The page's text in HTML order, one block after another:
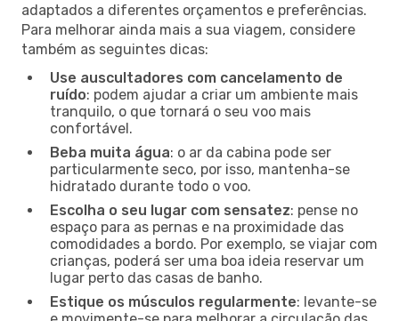
adaptados a diferentes orçamentos e preferências.
Para melhorar ainda mais a sua viagem, considere
também as seguintes dicas:
Use auscultadores com cancelamento de
ruído: podem ajudar a criar um ambiente mais
tranquilo, o que tornará o seu voo mais
confortável.
Beba muita água: o ar da cabina pode ser
particularmente seco, por isso, mantenha-se
hidratado durante todo o voo.
Escolha o seu lugar com sensatez: pense no
espaço para as pernas e na proximidade das
comodidades a bordo. Por exemplo, se viajar com
crianças, poderá ser uma boa ideia reservar um
lugar perto das casas de banho.
Estique os músculos regularmente: levante-se